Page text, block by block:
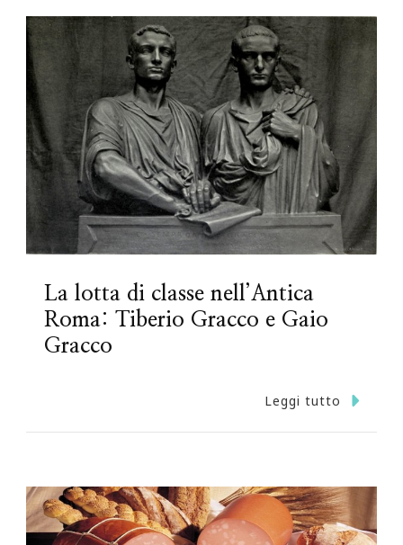
La lotta di classe nell’Antica
Roma: Tiberio Gracco e Gaio
Gracco
Leggi tutto